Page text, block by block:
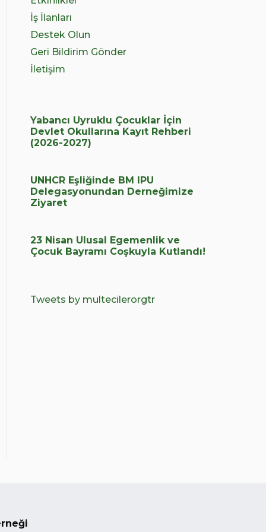
İş İlanları
Destek Olun
Geri Bildirim Gönder
İletişim
Yabancı Uyruklu Çocuklar İçin
Devlet Okullarına Kayıt Rehberi
(2026-2027)
UNHCR Eşliğinde BM IPU
Delegasyonundan Derneğimize
Ziyaret
23 Nisan Ulusal Egemenlik ve
Çocuk Bayramı Coşkuyla Kutlandı!
Tweets by multecilerorgtr